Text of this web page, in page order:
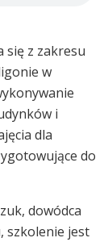
się z zakresu
w
i
dla
do
dowódca
szkolenie jest